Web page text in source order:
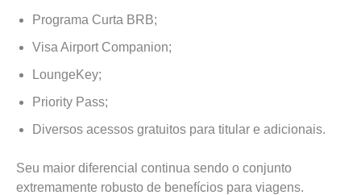
Programa Curta BRB;
Visa Airport Companion;
LoungeKey;
Priority Pass;
Diversos acessos gratuitos para titular e adicionais.
Seu maior diferencial continua sendo o conjunto
extremamente robusto de benefícios para viagens.